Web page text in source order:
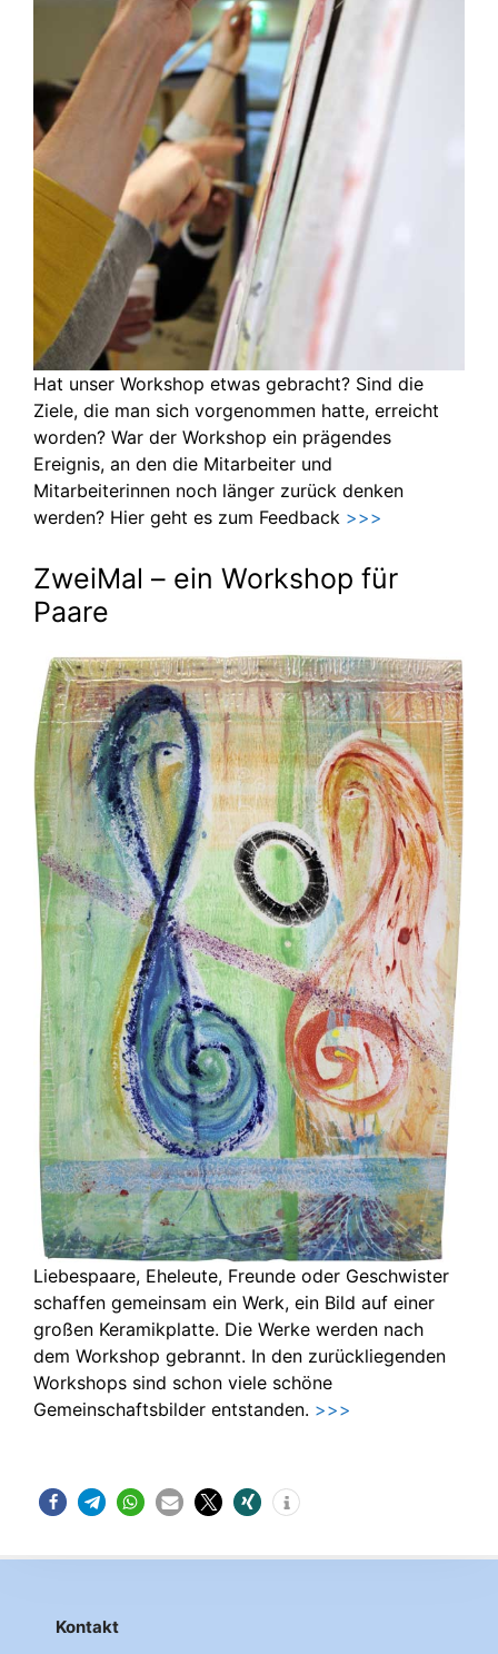
Hat unser Workshop etwas gebracht? Sind die
Ziele, die man sich vorgenommen hatte, erreicht
worden? War der Workshop ein prägendes
Ereignis, an den die Mitarbeiter und
Mitarbeiterinnen noch länger zurück denken
werden? Hier geht es zum Feedback >>>
ZweiMal – ein Workshop für
Paare
Liebespaare, Eheleute, Freunde oder Geschwister
schaffen gemeinsam ein Werk, ein Bild auf einer
großen Keramikplatte. Die Werke werden nach
dem Workshop gebrannt. In den zurückliegenden
Workshops sind schon viele schöne
Gemeinschaftsbilder entstanden. >>>
Kontakt